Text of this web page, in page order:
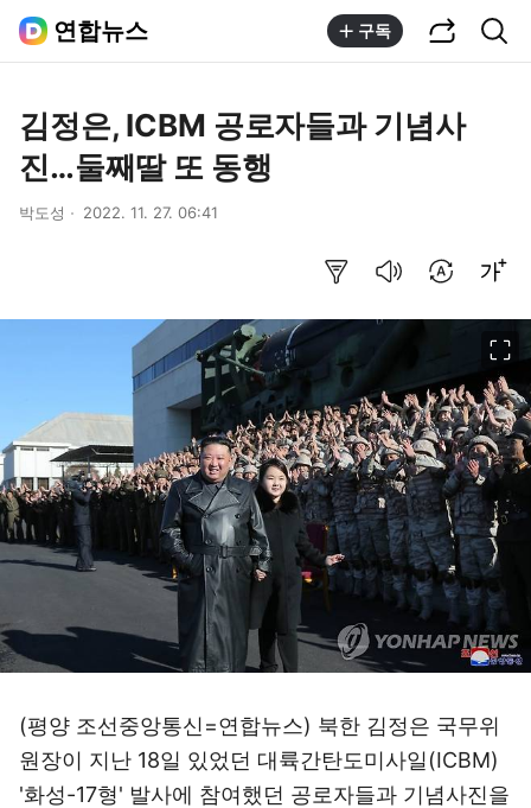
연합뉴스 구독
김정은, ICBM 공로자들과 기념사
진…둘째딸 또 동행
박도성 2022. 11. 27. 06:41
(평양 조선중앙통신=연합뉴스) 북한 김정은 국무위
원장이 지난 18일 있었던 대륙간탄도미사일(ICBM)
'화성-17형' 발사에 참여했던 공로자들과 기념사진을